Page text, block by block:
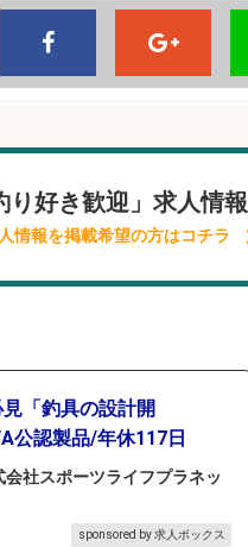
り好き歓迎」求人情報
情報を掲載希望の方はコチラ
「釣具の設計開
公認製品/年休117日
会社スポーツライフプラネッ
sponsored by 求人ボックス